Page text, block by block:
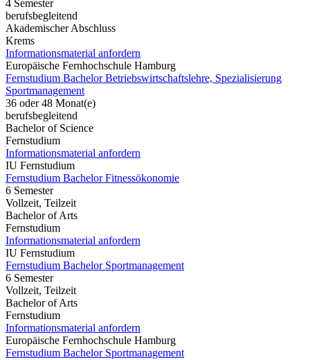
4 Semester
berufsbegleitend
Akademischer Abschluss
Krems
Informationsmaterial anfordern
Europäische Fernhochschule Hamburg
Fernstudium Bachelor Betriebswirtschaftslehre, Spezialisierung
Sportmanagement
36 oder 48 Monat(e)
berufsbegleitend
Bachelor of Science
Fernstudium
Informationsmaterial anfordern
IU Fernstudium
Fernstudium Bachelor Fitnessökonomie
6 Semester
Vollzeit, Teilzeit
Bachelor of Arts
Fernstudium
Informationsmaterial anfordern
IU Fernstudium
Fernstudium Bachelor Sportmanagement
6 Semester
Vollzeit, Teilzeit
Bachelor of Arts
Fernstudium
Informationsmaterial anfordern
Europäische Fernhochschule Hamburg
Fernstudium Bachelor Sportmanagement